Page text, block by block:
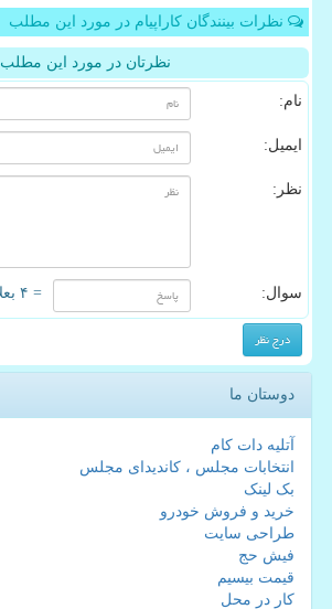
نظرات بینندگان کاراپیام در مورد این مطلب
نظرتان در مورد این مطلب
نام:
ایمیل:
نظر:
سوال: = ۴ بعلاوه ۱
دوستان ما
آتلیه دات کام
انتخابات مجلس ، کاندیدای مجلس
بک لینک
خرید و فروش خودرو
طراحی سایت
فیش حج
قیمت بیسیم
کار در محل